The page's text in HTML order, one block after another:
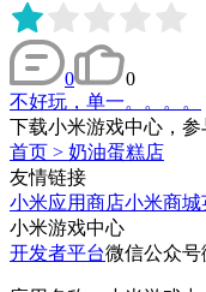
0
0
不好玩，单一。。。。
下载小米游戏中心，参
首页 > 奶油蛋糕店
友情链接
小米应用商店小米商城
小米游戏中心
开发者平台微信公众号